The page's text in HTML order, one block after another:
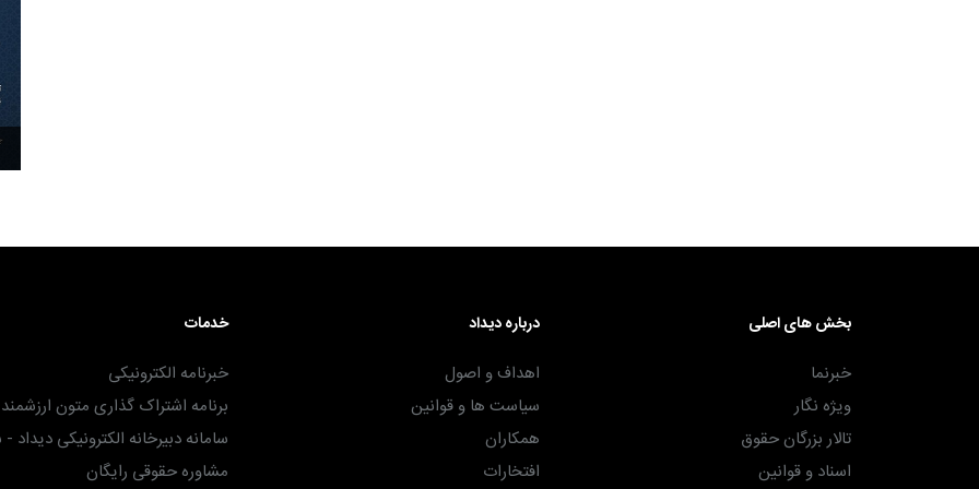
بخش های اصلی
خبرنما
ویژه نگار
تالار بزرگان حقوق
اسناد و قوانین
درباره دیداد
اهداف و اصول
سیاست ها و قوانین
همکاران
افتخارات
خدمات
خبرنامه الکترونیکی
برنامه اشتراک گذاری متون
سامانه دبیرخانه الکترونیکی دیداد
مشاوره حقوقی رایگان